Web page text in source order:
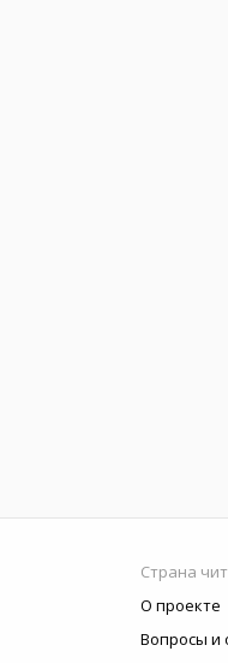
Страна
О проекте
Вопросы и